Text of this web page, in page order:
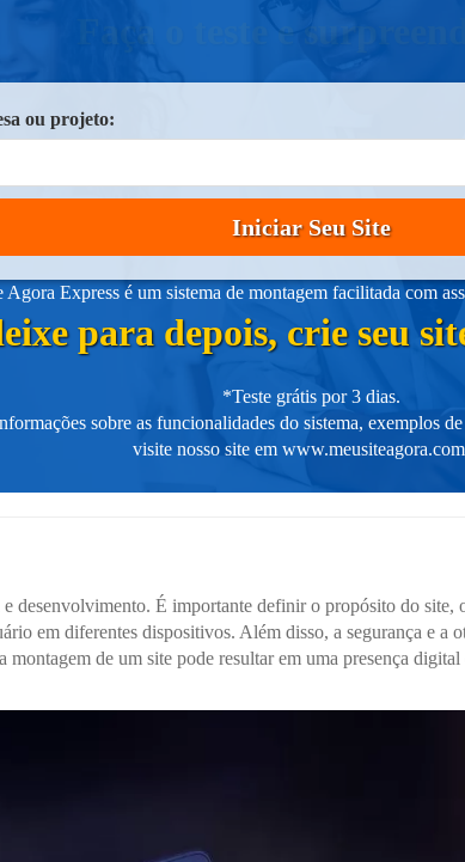
Faça o teste e
ou projeto:
Iniciar Seu Site
Agora Express é um sistema de montagem facilitada com
para depois, crie seu
*Teste grátis por 3 dias.
sobre as funcionalidades do sistema, exemplos
visite nosso site em
desenvolvimento. É importante definir o propósito do
em diferentes dispositivos. Além disso, a segurança e a
montagem de um site pode resultar em uma presença